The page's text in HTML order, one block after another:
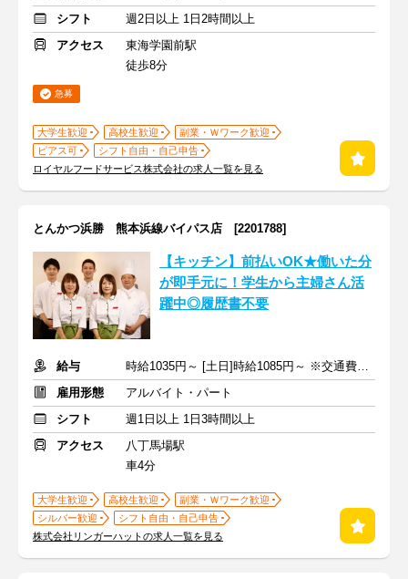
シフト
週2日以上 1日2時間以上
アクセス
東海学園前駅
徒歩8分
急募
大学生歓迎 高校生歓迎
副業・Ｗワーク歓迎
ピアス可
シフト自由・自己申告
ロイヤルフードサービス株式会社の求人一覧を見る
とんかつ浜勝 熊本浜線バイパス店 [2201788]
【キッチン】前払いOK★働いた分
が即手元に！学生から主婦さん活
躍中◎履歴書不要
給与
時給1035円～ [土日]時給1085円～ ※交通費全額支給
雇用形態
アルバイト・パート
シフト
週1日以上 1日3時間以上
アクセス
八丁馬場駅
車4分
大学生歓迎 高校生歓迎
副業・Ｗワーク歓迎
シルバー歓迎
シフト自由・自己申告
株式会社リンガーハットの求人一覧を見る